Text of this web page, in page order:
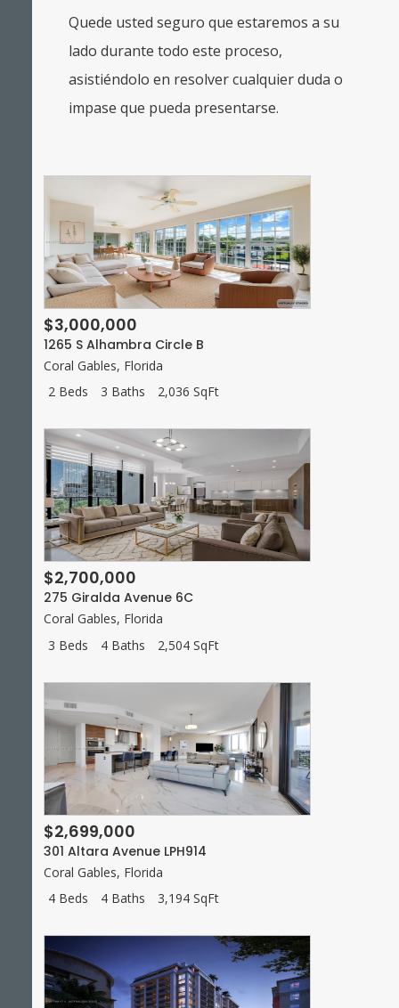
Quede usted seguro que estaremos a su
lado durante todo este proceso,
asistiéndolo en resolver cualquier duda o
impase que pueda presentarse.
$3,000,000
1265 S Alhambra Circle B
Coral Gables, Florida
2 Beds
3 Baths 2,036 SqFt
$2,700,000
275 Giralda Avenue 6C
Coral Gables, Florida
3 Beds
4 Baths 2,504 SqFt
$2,699,000
301 Altara Avenue LPH914
Coral Gables, Florida
4 Beds
4 Baths 3,194 SqFt